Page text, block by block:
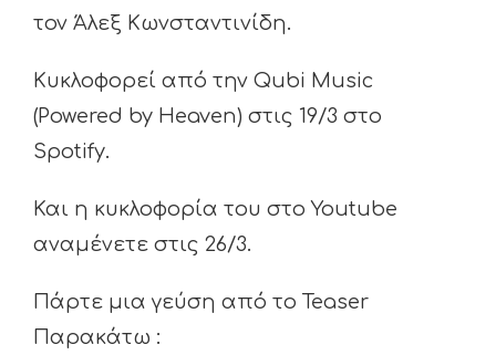
τον Άλεξ Κωνσταντινίδη.
Κυκλοφορεί από την Qubi Music
(Powered by Heaven) στις 19/3 στο
Spotify.
Και η κυκλοφορία του στο Youtube
αναμένετε στις 26/3.
Πάρτε μια γεύση από το Teaser
Παρακάτω :